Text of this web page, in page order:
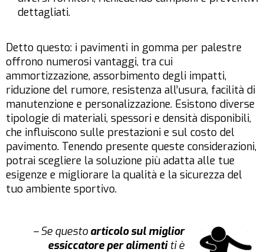
dettagliati.
Detto questo: i pavimenti in gomma per palestre
offrono numerosi vantaggi, tra cui
ammortizzazione, assorbimento degli impatti,
riduzione del rumore, resistenza all’usura, facilità di
manutenzione e personalizzazione. Esistono diverse
tipologie di materiali, spessori e densità disponibili,
che influiscono sulle prestazioni e sul costo del
pavimento. Tenendo presente queste considerazioni,
potrai scegliere la soluzione più adatta alle tue
esigenze e migliorare la qualità e la sicurezza del
tuo ambiente sportivo.
– Se questoarticolo sul miglior
essiccatore per alimentiti è